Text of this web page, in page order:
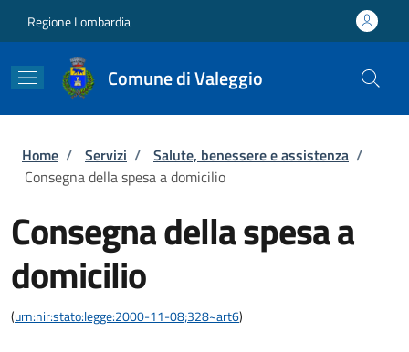
Regione Lombardia
Comune di Valeggio
Briciole di pane
Home / Servizi / Salute, benessere e assistenza /
Consegna della spesa a domicilio
Consegna della spesa a
domicilio
(urn:nir:stato:legge:2000-11-08;328~art6)